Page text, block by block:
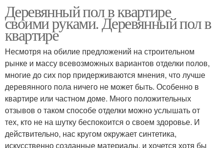
Деревянный пол в квартире
своими руками. Деревянный пол в
квартире
Несмотря на обилие предложений на строительном
рынке и массу всевозможных вариантов отделки полов,
многие до сих пор придерживаются мнения, что лучше
деревянного пола ничего не может быть. Особенно в
квартире или частном доме. Много положительных
отзывов о таком способе отделки можно услышать от
тех, кто не на шутку беспокоится о своем здоровье. И
действительно, нас кругом окружает синтетика,
искусственно созданные материалы, и хочется хотя бы